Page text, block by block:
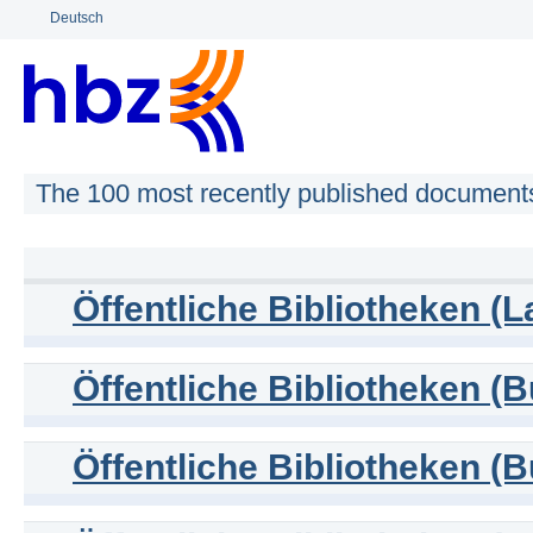
Deutsch
The 100 most recently published
Öffentliche Bibliotheken
Öffentliche Bibliotheken
Öffentliche Bibliotheken